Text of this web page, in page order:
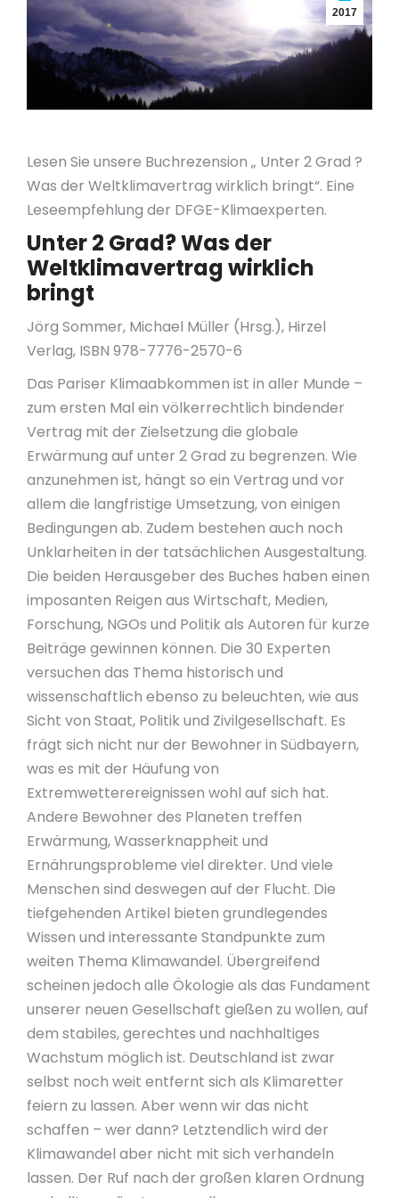
2017
Lesen Sie unsere Buchrezension „ Unter 2 Grad ?
Was der Weltklimavertrag wirklich bringt“. Eine
Leseempfehlung der DFGE-Klimaexperten.
Unter 2 Grad? Was der
Weltklimavertrag wirklich
bringt
Jörg Sommer, Michael Müller (Hrsg.), Hirzel
Verlag, ISBN 978-7776-2570-6
Das Pariser Klimaabkommen ist in aller Munde –
zum ersten Mal ein völkerrechtlich bindender
Vertrag mit der Zielsetzung die globale
Erwärmung auf unter 2 Grad zu begrenzen. Wie
anzunehmen ist, hängt so ein Vertrag und vor
allem die langfristige Umsetzung, von einigen
Bedingungen ab. Zudem bestehen auch noch
Unklarheiten in der tatsächlichen Ausgestaltung.
Die beiden Herausgeber des Buches haben einen
imposanten Reigen aus Wirtschaft, Medien,
Forschung, NGOs und Politik als Autoren für kurze
Beiträge gewinnen können. Die 30 Experten
versuchen das Thema historisch und
wissenschaftlich ebenso zu beleuchten, wie aus
Sicht von Staat, Politik und Zivilgesellschaft. Es
frägt sich nicht nur der Bewohner in Südbayern,
was es mit der Häufung von
Extremwetterereignissen wohl auf sich hat.
Andere Bewohner des Planeten treffen
Erwärmung, Wasserknappheit und
Ernährungsprobleme viel direkter. Und viele
Menschen sind deswegen auf der Flucht. Die
tiefgehenden Artikel bieten grundlegendes
Wissen und interessante Standpunkte zum
weiten Thema Klimawandel. Übergreifend
scheinen jedoch alle Ökologie als das Fundament
unserer neuen Gesellschaft gießen zu wollen, auf
dem stabiles, gerechtes und nachhaltiges
Wachstum möglich ist. Deutschland ist zwar
selbst noch weit entfernt sich als Klimaretter
feiern zu lassen. Aber wenn wir das nicht
schaffen – wer dann? Letztendlich wird der
Klimawandel aber nicht mit sich verhandeln
lassen. Der Ruf nach der großen klaren Ordnung